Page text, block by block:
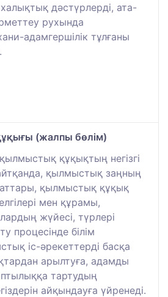
дәстүрлерді, ата-
рухында
адамгершілік тұлғаны
(жалпы бөлім)
құқықтың негізгі
қылмыстық заңның
қылмыстық құқық
мен құрамы,
жүйесі, түрлері
процесінде білім
іс-әрекеттерді басқа
арылтуға, адамды
тартудың
айқындауға үйренеді.